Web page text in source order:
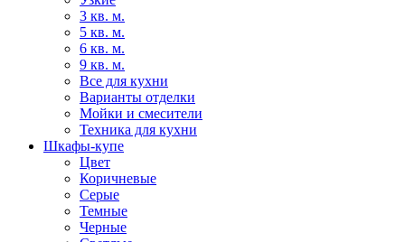
3 кв. м.
5 кв. м.
6 кв. м.
9 кв. м.
Все для кухни
Варианты отделки
Мойки и смесители
Техника для кухни
Шкафы-купе
Цвет
Коричневые
Серые
Темные
Черные